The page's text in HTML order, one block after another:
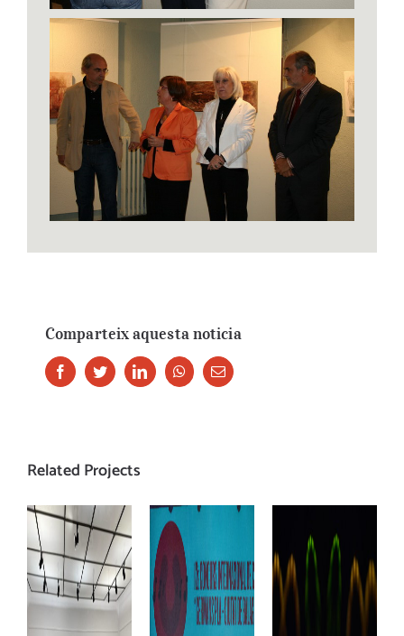
Comparteix aquesta noticia
FacebookTwitterLinkedInWhatsappEmail
Related Projects